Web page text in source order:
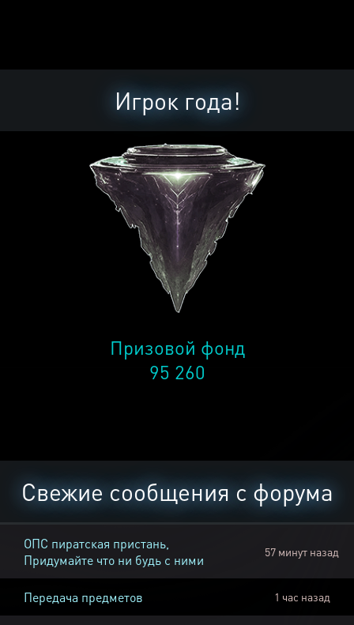
Игрок года!
Призовой фонд
95 260
Свежие сообщения с форума
ОПС пиратская пристань,
Придумайте что ни будь с ними
57 минут назад
Передача предметов 1 час назад